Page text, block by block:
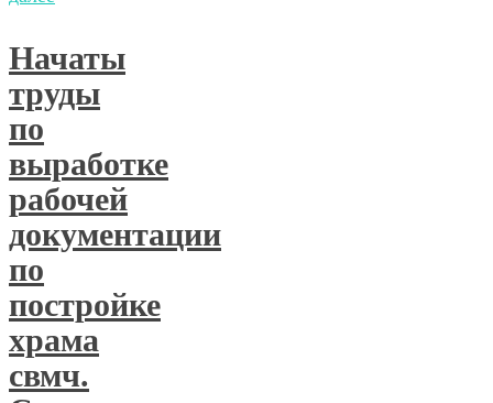
Начаты
труды
по
выработке
рабочей
документации
по
постройке
храма
свмч.